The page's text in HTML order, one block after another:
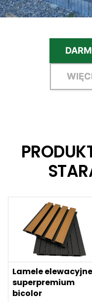
Lamele elewacyjne
superpremium
bicolor